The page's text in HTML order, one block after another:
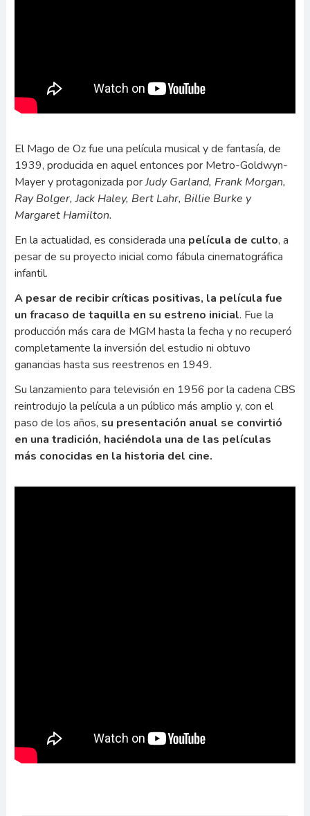
El Mago de Oz fue una película musical y de fantasía, de
1939, producida en aquel entonces por Metro-Goldwyn-
Mayer y protagonizada porJudy Garland, Frank Morgan,
Ray Bolger, Jack Haley, Bert Lahr, Billie Burke y
Margaret Hamilton.
En la actualidad, es considerada una película de culto, a
pesar de su proyecto inicial como fábula cinematográfica
infantil.
A pesar de recibir críticas positivas, la película fue
un fracaso de taquilla en su estreno inicial. Fue la
producción más cara de MGM hasta la fecha y no recuperó
completamente la inversión del estudio ni obtuvo
ganancias hasta sus reestrenos en 1949.
Su lanzamiento para televisión en 1956 por la cadena CBS
reintrodujo la película a un público más amplio y, con el
paso de los años, su presentación anual se convirtió
en una tradición, haciéndola una de las películas
más conocidas en la historia del cine.